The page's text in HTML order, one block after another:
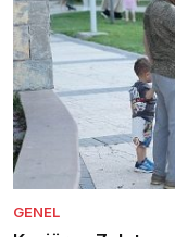
GENEL